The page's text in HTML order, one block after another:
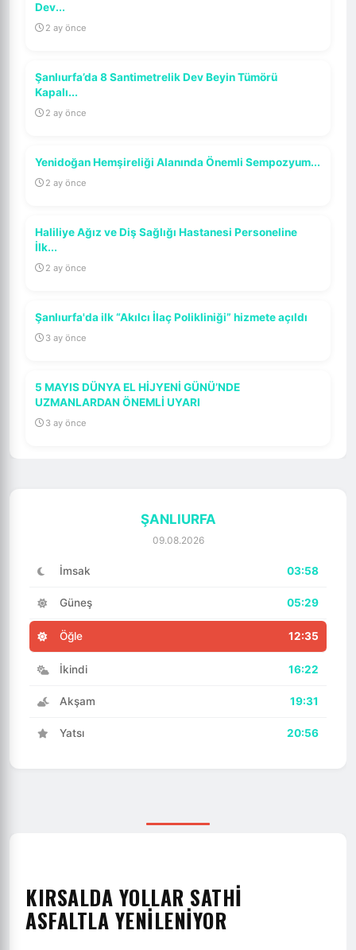
Dev...
2 ay önce
Şanlıurfa’da 8 Santimetrelik Dev Beyin Tümörü
Kapalı...
2 ay önce
Yenidoğan Hemşireliği Alanında Önemli Sempozyum...
2 ay önce
Haliliye Ağız ve Diş Sağlığı Hastanesi Personeline
İlk...
2 ay önce
Şanlıurfa'da ilk “Akılcı İlaç Polikliniği” hizmete açıldı
3 ay önce
5 MAYIS DÜNYA EL HİJYENİ GÜNÜ’NDE
UZMANLARDAN ÖNEMLİ UYARI
3 ay önce
ŞANLIURFA
09.08.2026
İmsak 03:58
Güneş 05:29
Öğle 12:35
İkindi 16:22
Akşam 19:31
Yatsı 20:56
KIRSALDA YOLLAR SATHİ
ASFALTLA YENİLENİYOR